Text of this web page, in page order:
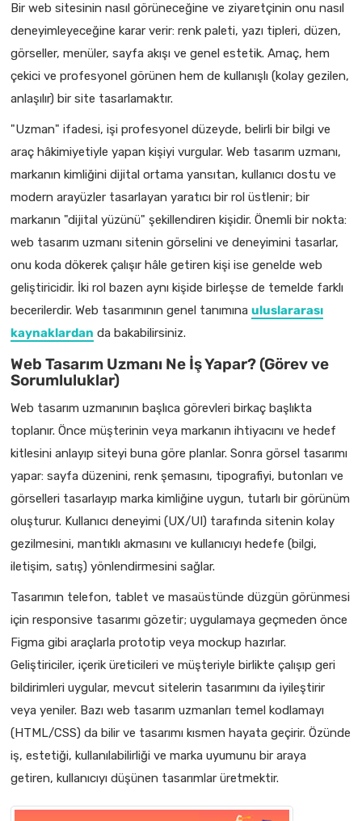
Bir web sitesinin nasıl görüneceğine ve ziyaretçinin onu nasıl
deneyimleyeceğine karar verir: renk paleti, yazı tipleri, düzen,
görseller, menüler, sayfa akışı ve genel estetik. Amaç, hem
çekici ve profesyonel görünen hem de kullanışlı (kolay gezilen,
anlaşılır) bir site tasarlamaktır.
"Uzman" ifadesi, işi profesyonel düzeyde, belirli bir bilgi ve
araç hâkimiyetiyle yapan kişiyi vurgular. Web tasarım uzmanı,
markanın kimliğini dijital ortama yansıtan, kullanıcı dostu ve
modern arayüzler tasarlayan yaratıcı bir rol üstlenir; bir
markanın "dijital yüzünü" şekillendiren kişidir. Önemli bir nokta:
web tasarım uzmanı sitenin görselini ve deneyimini tasarlar,
onu koda dökerek çalışır hâle getiren kişi ise genelde web
geliştiricidir. İki rol bazen aynı kişide birleşse de temelde farklı
becerilerdir. Web tasarımının genel tanımına uluslararası
kaynaklardan da bakabilirsiniz.
Web Tasarım Uzmanı Ne İş Yapar? (Görev ve
Sorumluluklar)
Web tasarım uzmanının başlıca görevleri birkaç başlıkta
toplanır. Önce müşterinin veya markanın ihtiyacını ve hedef
kitlesini anlayıp siteyi buna göre planlar. Sonra görsel tasarımı
yapar: sayfa düzenini, renk şemasını, tipografiyi, butonları ve
görselleri tasarlayıp marka kimliğine uygun, tutarlı bir görünüm
oluşturur. Kullanıcı deneyimi (UX/UI) tarafında sitenin kolay
gezilmesini, mantıklı akmasını ve kullanıcıyı hedefe (bilgi,
iletişim, satış) yönlendirmesini sağlar.
Tasarımın telefon, tablet ve masaüstünde düzgün görünmesi
için responsive tasarımı gözetir; uygulamaya geçmeden önce
Figma gibi araçlarla prototip veya mockup hazırlar.
Geliştiriciler, içerik üreticileri ve müşteriyle birlikte çalışıp geri
bildirimleri uygular, mevcut sitelerin tasarımını da iyileştirir
veya yeniler. Bazı web tasarım uzmanları temel kodlamayı
(HTML/CSS) da bilir ve tasarımı kısmen hayata geçirir. Özünde
iş, estetiği, kullanılabilirliği ve marka uyumunu bir araya
getiren, kullanıcıyı düşünen tasarımlar üretmektir.